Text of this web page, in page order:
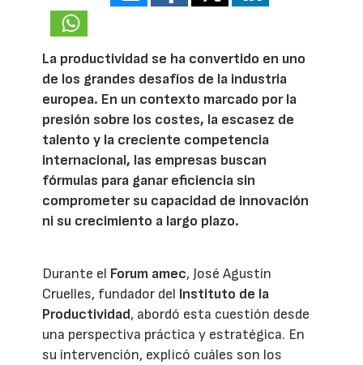
La productividad se ha convertido en uno
de los grandes desafíos de la industria
europea. En un contexto marcado por la
presión sobre los costes, la escasez de
talento y la creciente competencia
internacional, las empresas buscan
fórmulas para ganar eficiencia sin
comprometer su capacidad de innovación
ni su crecimiento a largo plazo.
Durante el Forum amec, José Agustín
Cruelles, fundador del Instituto de la
Productividad, abordó esta cuestión desde
una perspectiva práctica y estratégica. En
su intervención, explicó cuáles son los